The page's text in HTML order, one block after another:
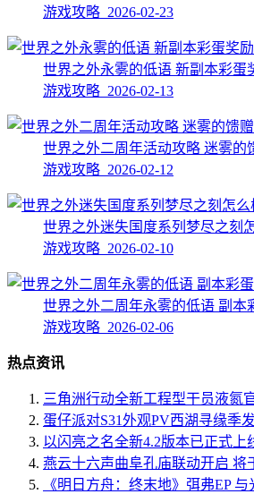
游戏攻略 2026-02-23
世界之外永雾的低语 新副本彩蛋
游戏攻略 2026-02-13
世界之外二周年活动攻略 迷雾的
游戏攻略 2026-02-12
世界之外迷失国度系列梦尽之刻
游戏攻略 2026-02-10
世界之外二周年永雾的低语 副本
游戏攻略 2026-02-06
热点资讯
三角洲行动全新工程型干员液氮
蛋仔派对S31外观PV西湖寻缘季
以闪亮之名全新4.2版本已正式上
燕云十六声曲阜孔庙联动开启 将
《明日方舟：终末地》弭弗EP